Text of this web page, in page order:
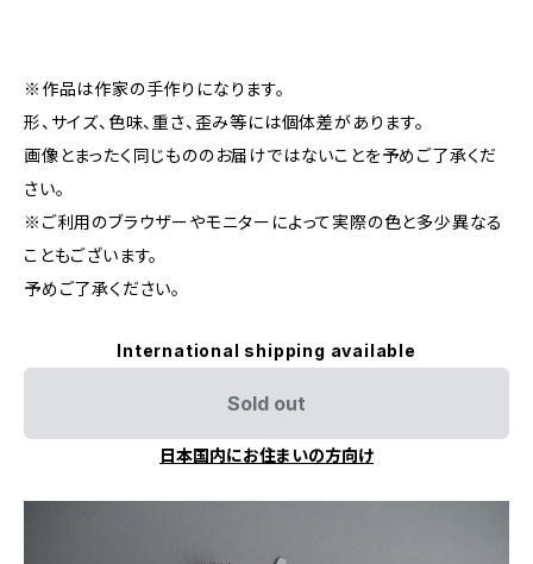
※作品は作家の手作りになります。
形、サイズ、色味、重さ、歪み等には個体差があります。
画像とまったく同じもののお届けではないことを予めご了承くだ
さい。
※ご利用のブラウザーやモニターによって実際の色と多少異なる
こともございます。
予めご了承ください。
International shipping available
Sold out
日本国内にお住まいの方向け